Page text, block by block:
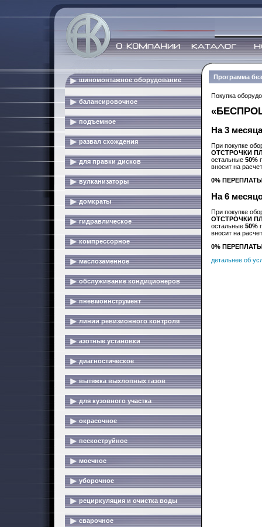
шиномонтажное оборудование
балансировочное
подъемное
развал схождения
для правки дисков
вулканизаторы
домкраты
гидравлическое
компрессорное
маслозаменное
обслуживание кондиционеров
пневмоинструмент
линии ревизионного контроля
азотные установки
диагностическое
вытяжка выхлопных газов
для кузовного участка
окрасочное
пескоструйное
моечное
уборочное
рециркуляция и очистка воды
сварочное
Программа
Покупка
На 3
При покупке
ОТСТРОЧКИ
остальные 50%
вносит на
0%
На 6
При покупке
ОТСТРОЧКИ
остальные 50%
вносит на
0%
детальнее об